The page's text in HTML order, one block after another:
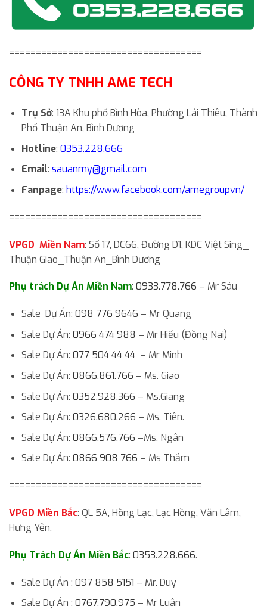
====================================
CÔNG TY TNHH AME TECH
Trụ Sở: 13A Khu phố Bình Hòa, Phường Lái Thiêu, Thành
Phố Thuận An, Bình Dương
Hotline: 0353.228.666
Email: sauanmy@gmail.com
Fanpage: https://www.facebook.com/amegroupvn/
====================================
VPGD Miền Nam: Số 17, DC66, Đường D1, KDC Việt Sing_
Thuận Giao_Thuận An_Bình Dương
Phụ trách Dự Án Miền Nam: 0933.778.766 – Mr Sáu
Sale Dự Án: 098 776 9646 – Mr Quang
Sale Dự Án: 0966 474 988 – Mr Hiếu (Đồng Nai)
Sale Dự Án: 077 504 44 44– Mr Minh
Sale Dự Án: 0866.861.766 – Ms. Giao
Sale Dự Án: 0352.928.366 – Ms.Giang
Sale Dự Án: 0326.680.266 – Ms. Tiên.
Sale Dự Án: 0866.576.766 –Ms. Ngân
Sale Dự Án: 0866 908 766 – Ms Thắm
====================================
VPGD Miền Bắc: QL 5A, Hồng Lạc, Lạc Hồng, Văn Lâm,
Hưng Yên.
Phụ Trách Dự Án Miền Bắc: 0353.228.666.
Sale Dự Án : 097 858 5151 – Mr. Duy
Sale Dự Án : 0767.790.975 – Mr Luân